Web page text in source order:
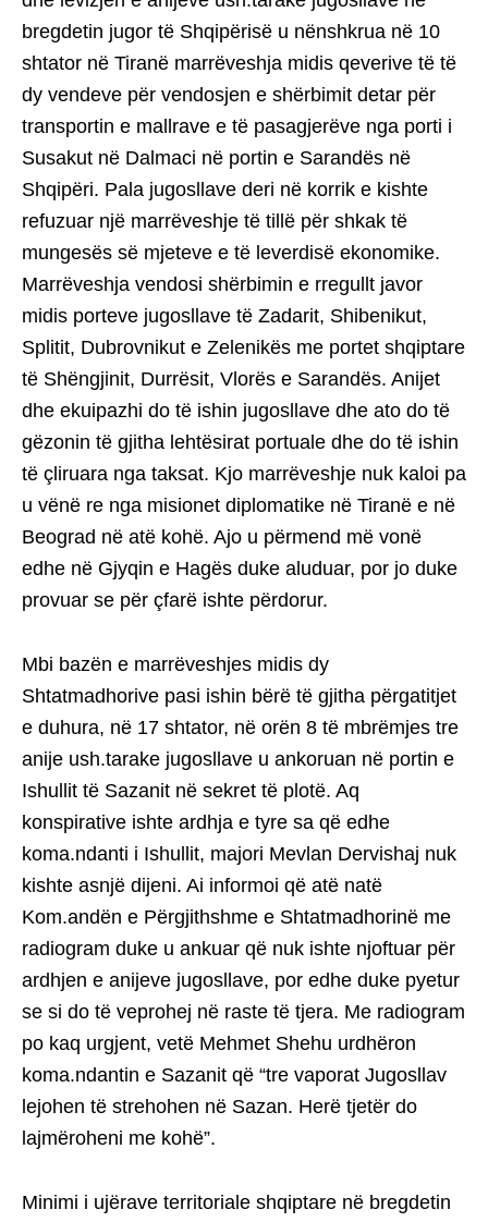
bregdetin jugor të Shqipërisë u nënshkrua në 10
shtator në Tiranë marrëveshja midis qeverive të të
dy vendeve për vendosjen e shërbimit detar për
transportin e mallrave e të pasagjerëve nga porti i
Susakut në Dalmaci në portin e Sarandës në
Shqipëri. Pala jugosllave deri në korrik e kishte
refuzuar një marrëveshje të tillë për shkak të
mungesës së mjeteve e të leverdisë ekonomike.
Marrëveshja vendosi shërbimin e rregullt javor
midis porteve jugosllave të Zadarit, Shibenikut,
Splitit, Dubrovnikut e Zelenikës me portet shqiptare
të Shëngjinit, Durrësit, Vlorës e Sarandës. Anijet
dhe ekuipazhi do të ishin jugosllave dhe ato do të
gëzonin të gjitha lehtësirat portuale dhe do të ishin
të çliruara nga taksat. Kjo marrëveshje nuk kaloi pa
u vënë re nga misionet diplomatike në Tiranë e në
Beograd në atë kohë. Ajo u përmend më vonë
edhe në Gjyqin e Hagës duke aluduar, por jo duke
provuar se për çfarë ishte përdorur.
Mbi bazën e marrëveshjes midis dy
Shtatmadhorive pasi ishin bërë të gjitha përgatitjet
e duhura, në 17 shtator, në orën 8 të mbrëmjes tre
anije ush.tarake jugosllave u ankoruan në portin e
Ishullit të Sazanit në sekret të plotë. Aq
konspirative ishte ardhja e tyre sa që edhe
koma.ndanti i Ishullit, majori Mevlan Dervishaj nuk
kishte asnjë dijeni. Ai informoi që atë natë
Kom.andën e Përgjithshme e Shtatmadhorinë me
radiogram duke u ankuar që nuk ishte njoftuar për
ardhjen e anijeve jugosllave, por edhe duke pyetur
se si do të veprohej në raste të tjera. Me radiogram
po kaq urgjent, vetë Mehmet Shehu urdhëron
koma.ndantin e Sazanit që “tre vaporat Jugosllav
lejohen të strehohen në Sazan. Herë tjetër do
lajmëroheni me kohë”.
Minimi i ujërave territoriale shqiptare në bregdetin